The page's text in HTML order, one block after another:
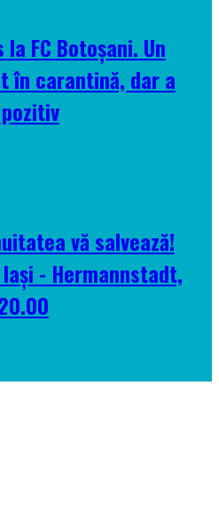
FC Botoșani. Un
în carantină, dar a
vă salvează!
- Hermannstadt,